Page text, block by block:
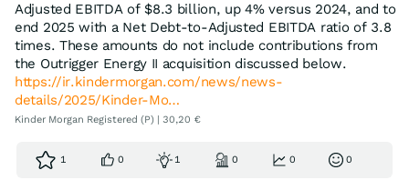
Adjusted EBITDA of $8.3 billion, up 4% versus 2024, and to
end 2025 with a Net Debt-to-Adjusted EBITDA ratio of 3.8
times. These amounts do not include contributions from
the Outrigger Energy II acquisition discussed below.
https://ir.kindermorgan.com/news/news-
details/2025/Kinder-Mo…
Kinder Morgan Registered (P) | 30,20 €
1 0 1 0 0 0